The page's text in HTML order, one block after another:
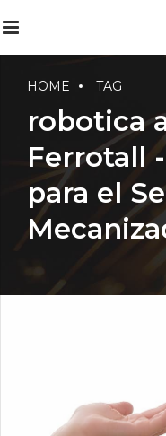
HOME TAG
robotica
Ferrotall
para el